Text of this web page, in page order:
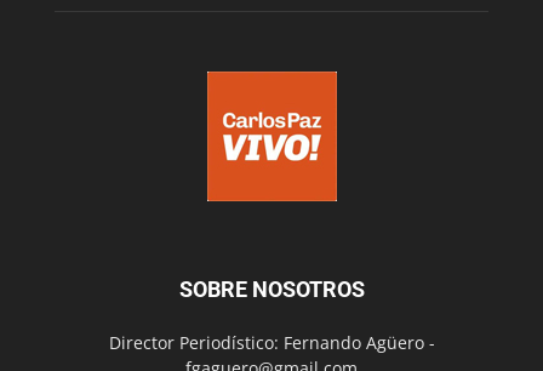
SOBRE NOSOTROS
Director Periodístico: Fernando Agüero -